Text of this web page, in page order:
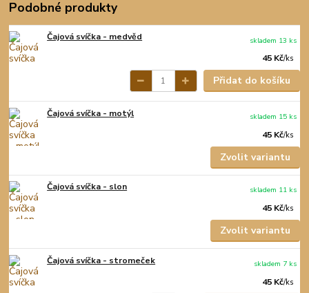
Podobné produkty
Čajová svíčka - medvěd
45 Kč/ks
skladem 13 ks
Přidat do košíku
Čajová svíčka - motýl
45 Kč/ks
skladem 15 ks
Zvolit variantu
Čajová svíčka - slon
45 Kč/ks
skladem 11 ks
Zvolit variantu
Čajová svíčka - stromeček
45 Kč/ks
skladem 7 ks